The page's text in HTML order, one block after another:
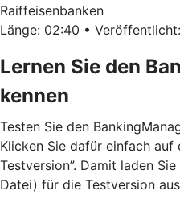
Raiffeisenbanken
Länge: 02:40 •
Lernen Sie den
kennen
Testen Sie den
Klicken Sie dafür einfach
Testversion”. Damit laden
Datei) für die Testversion